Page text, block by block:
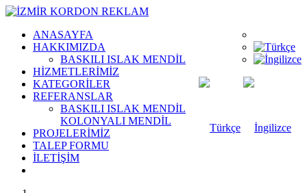
ANASAYFA
HAKKIMIZDA
BASKILI ISLAK MENDİL
HİZMETLERİMİZ
KATEGORİLER
REFERANSLAR
BASKILI ISLAK MENDİL
KOLONYALI MENDİL
PROJELERİMİZ
TALEP FORMU
İLETİŞİM